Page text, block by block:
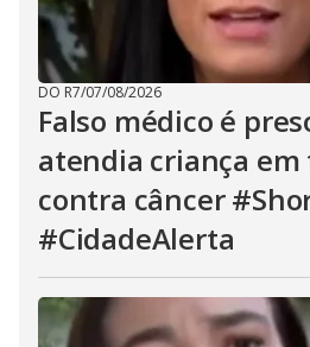
DO R7/07/08/2026
Falso médico é
atendia criança
contra câncer
#CidadeAlerta